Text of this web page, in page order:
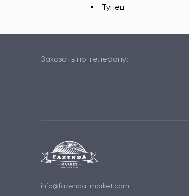
Тунец
Заказать по телефону:
info@fazenda-market.com